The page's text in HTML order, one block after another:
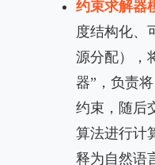
约束求解器
度结构化、
源分配），
器”，负责
约束，随后
算法进行计
释为自然语